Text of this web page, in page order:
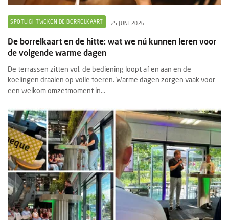
SPOTLIGHTWEKEN DE BORRELKAART 25 JUNI 2026
De borrelkaart en de hitte: wat we nú kunnen leren voor
de volgende warme dagen
De terrassen zitten vol, de bediening loopt af en aan en de
koelingen draaien op volle toeren. Warme dagen zorgen vaak voor
een welkom omzetmoment in...